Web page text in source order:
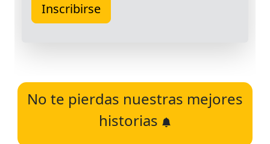
No te pierdas nuestras mejores
historias